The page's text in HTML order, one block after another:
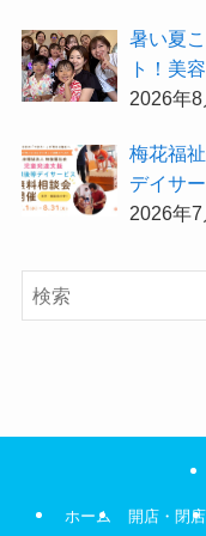
暑い夏
ト！美
ら2026
2026年8
梅花福
デイサ
まの「
2026年
ホーム 開店・閉店